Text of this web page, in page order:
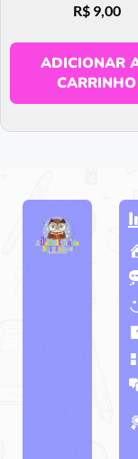
R$9,00
ADICIONAR
CARRINHO